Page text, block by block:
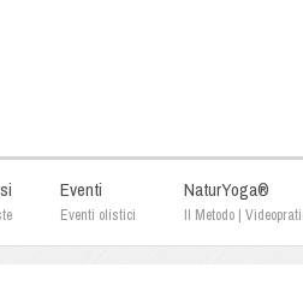
Eventi
Eventi olistici
NaturYoga®
Il Metodo |